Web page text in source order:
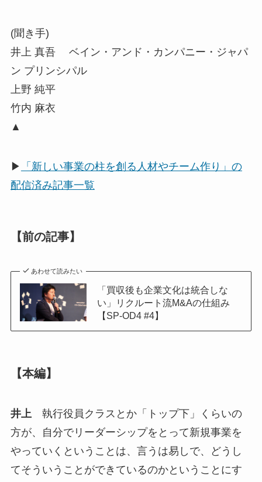
(聞き手)
井上 真吾 ベイン・アンド・カンパニー・ジャパ
ン プリンシパル
上野 純平
竹内 麻衣
▲
▶
「新しい事業の柱を創る人材やチーム作り」の
配信済み記事一覧
【前の記事】
あわせて読みたい
「買収後も企業文化は統合しな
い」リクルート流M&Aの仕組み
【SP-OD4 #4】
【本編】
井上執行役員クラスとか「トップ下」くらいの
方が、自分でリーダーシップをとって新規事業を
やっていくということは、言うは易しで、どうし
てそういうことができているのかということにす